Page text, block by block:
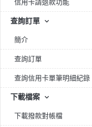
信用卡請退款功能
查詢訂單
簡介
查詢訂單
查詢信用卡單筆明細紀錄
下載檔案
下載撥款對帳檔